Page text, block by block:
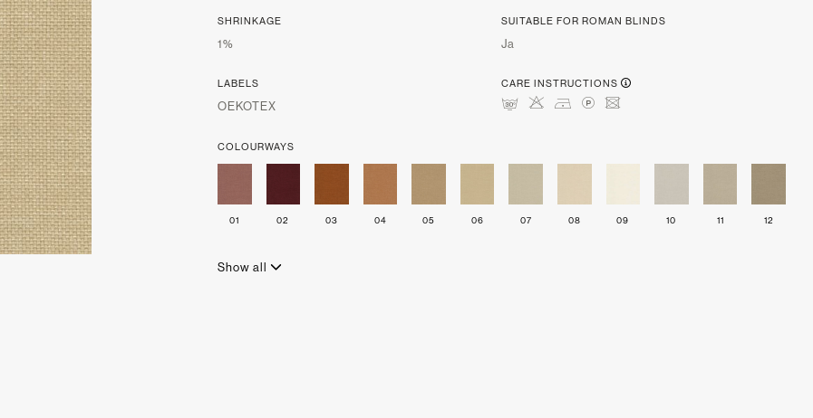
SHRINKAGE
1%
SUITABLE FOR ROMAN BLINDS
Ja
LABELS
OEKOTEX
CARE INSTRUCTIONS
mHDLU
COLOURWAYS
01 02 03 04 05 06 07 08 09 10 11 12
Show all